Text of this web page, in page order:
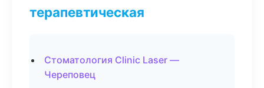
терапевтическая
Стоматология Clinic Laser —
Череповец